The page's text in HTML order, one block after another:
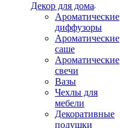
Декор для дома
Ароматические
диффузоры
Ароматические
саше
Ароматические
свечи
Вазы
Чехлы для
мебели
Декоративные
подушки